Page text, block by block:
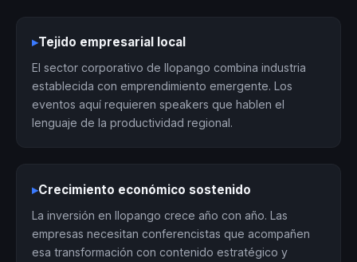
▸Tejido empresarial local
El sector corporativo de Ilopango combina industria
establecida con emprendimiento emergente. Los
eventos aquí requieren speakers que hablen el
lenguaje de la productividad regional.
▸Crecimiento económico sostenido
La inversión en Ilopango crece año con año. Las
empresas necesitan conferencistas que acompañen
esa transformación con contenido estratégico y